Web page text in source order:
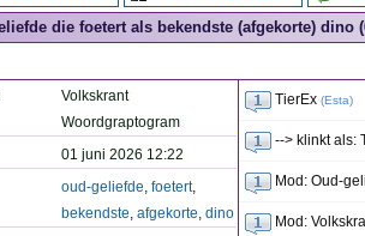
die foetert als bekendste (afgekorte) dino
Volkskrant
Woordgraptogram
01 juni 2026 12:22
oud-geliefde, foetert,
bekendste, afgekorte, dino
TierEx (Esta)
--> klinkt als:
Mod: Oud-
Mod: